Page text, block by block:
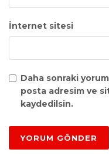
İnternet sitesi
Daha sonraki
posta adresim ve
kaydedilsin.